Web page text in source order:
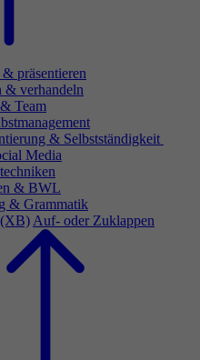
präsentieren
& verhandeln
Team
& Selbstständigkeit
Media
& BWL
& Grammatik
(XB) Auf- oder Zuklappen